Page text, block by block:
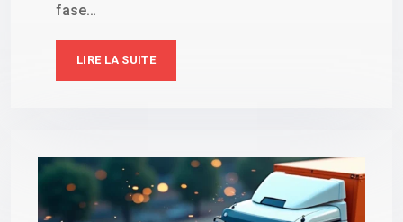
fase…
LIRE LA SUITE